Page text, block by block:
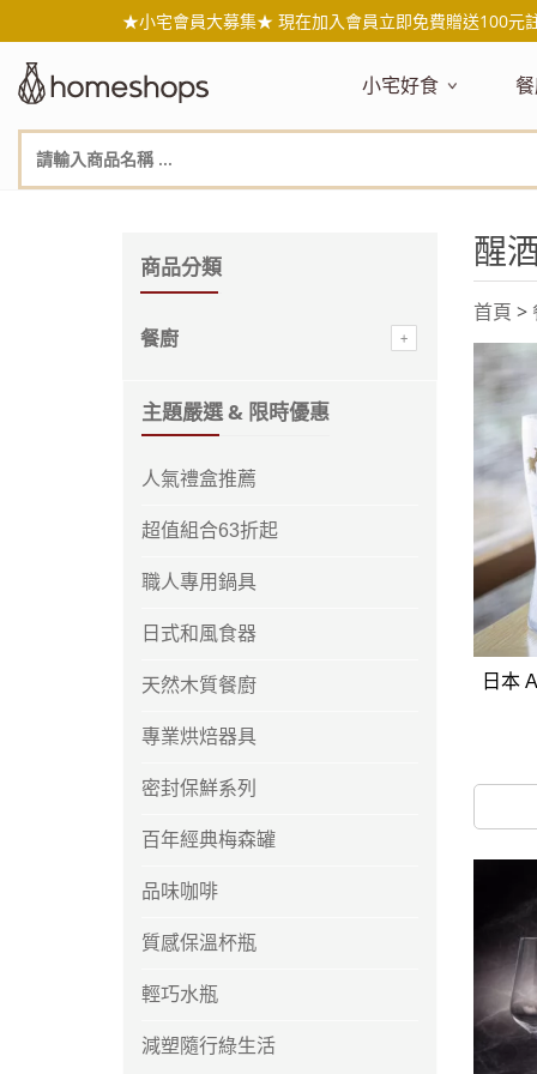
★小宅會員大募集★ 現在加入會員立即免費贈送100元
小宅好食
主題嚴選
生酮飲食專區
主
百
日
天
品
水
馬
咖
保
水
鍋
平
首頁 >
醒
日本
商品分類
餐廚
主題嚴選 & 限時優惠
人氣禮盒推薦
超值組合63折起
職人專用鍋具
日式和風食器
天然木質餐廚
專業烘焙器具
密封保鮮系列
百年經典梅森罐
品味咖啡
質感保溫杯瓶
輕巧水瓶
減塑隨行綠生活